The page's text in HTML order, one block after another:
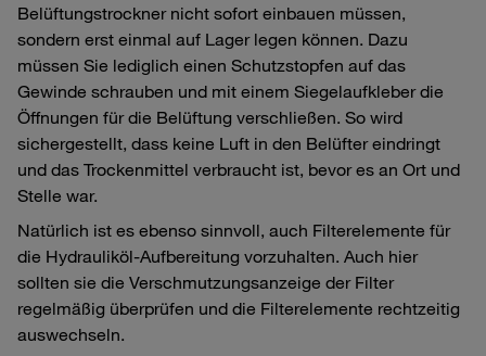
Belüftungstrockner nicht sofort einbauen müssen,
sondern erst einmal auf Lager legen können. Dazu
müssen Sie lediglich einen Schutzstopfen auf das
Gewinde schrauben und mit einem Siegelaufkleber die
Öffnungen für die Belüftung verschließen. So wird
sichergestellt, dass keine Luft in den Belüfter eindringt
und das Trockenmittel verbraucht ist, bevor es an Ort und
Stelle war.
Natürlich ist es ebenso sinnvoll, auch Filterelemente für
die Hydrauliköl-Aufbereitung vorzuhalten. Auch hier
sollten sie die Verschmutzungsanzeige der Filter
regelmäßig überprüfen und die Filterelemente rechtzeitig
auswechseln.